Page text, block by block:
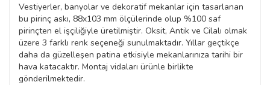
Vestiyerler, banyolar ve dekoratif mekanlar için tasarlanan
bu pirinç askı, 88x103 mm ölçülerinde olup %100 saf
pirinçten el işçiliğiyle üretilmiştir. Oksit, Antik ve Cilalı olmak
üzere 3 farklı renk seçeneği sunulmaktadır. Yıllar geçtikçe
daha da güzelleşen patina etkisiyle mekanlarınıza tarihi bir
hava katacaktır. Montaj vidaları ürünle birlikte
gönderilmektedir.